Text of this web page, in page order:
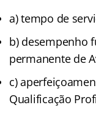
a) tempo de
b) desempenho
permanente de
c)
Qualificação